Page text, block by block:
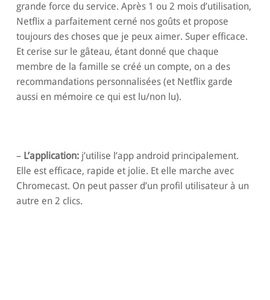
grande force du service. Après 1 ou 2 mois d’utilisation,
Netflix a parfaitement cerné nos goûts et propose
toujours des choses que je peux aimer. Super efficace.
Et cerise sur le gâteau, étant donné que chaque
membre de la famille se créé un compte, on a des
recommandations personnalisées (et Netflix garde
aussi en mémoire ce qui est lu/non lu).
– L’application:j’utilise l’app android principalement.
Elle est efficace, rapide et jolie. Et elle marche avec
Chromecast. On peut passer d’un profil utilisateur à un
autre en 2 clics.